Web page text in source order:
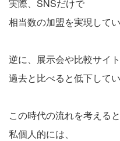
実際、SNSだけで
相当数の加盟を実現して
逆に、展示会や比較サイ
過去と比べると低下して
この時代の流れを考えると
私個人的には、